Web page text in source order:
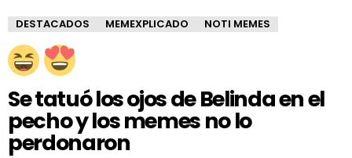
DESTACADOS MEMEXPLICADO NOTI MEMES
Se tatuó los ojos de Belinda en el
pecho y los memes no lo
perdonaron